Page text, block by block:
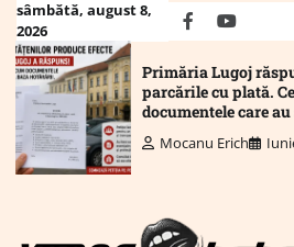
Skip
content
sâmbătă, august 8,
2026
facebookyoutube
Primăria Lugoj
parcările cu plată.
documentele care
Mocanu Erich